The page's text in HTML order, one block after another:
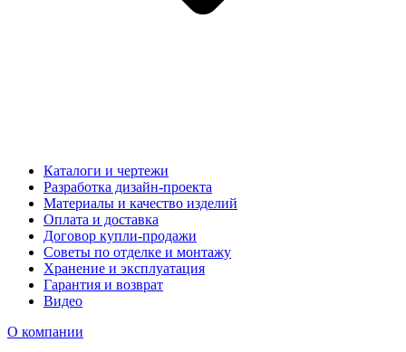
Каталоги и чертежи
Разработка дизайн-проекта
Материалы и качество изделий
Оплата и доставка
Договор купли-продажи
Советы по отделке и монтажу
Хранение и эксплуатация
Гарантия и возврат
Видео
О компании